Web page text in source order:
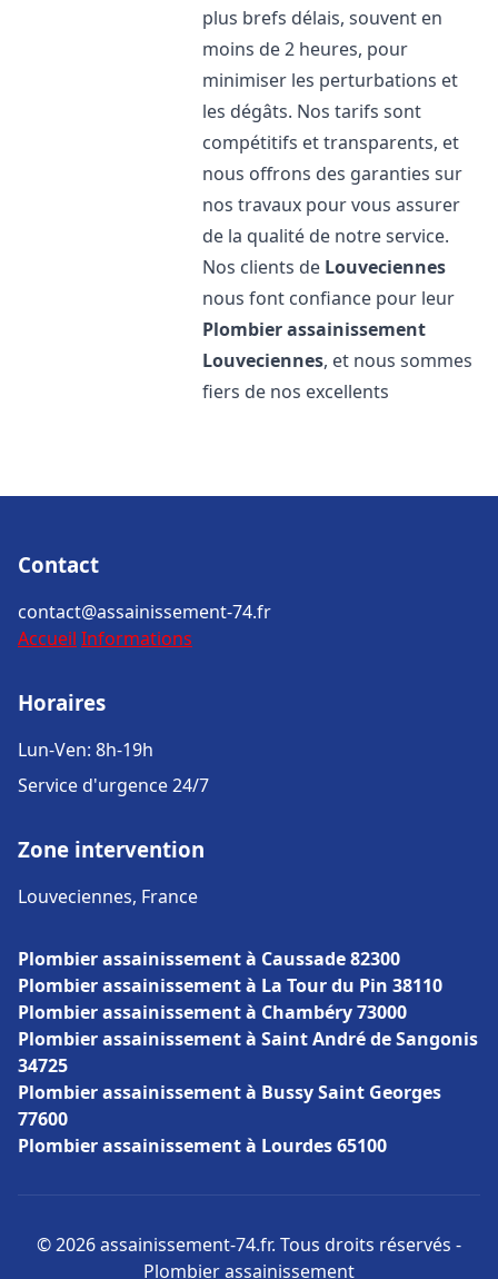
plus brefs délais, souvent en
moins de 2 heures, pour
minimiser les perturbations et
les dégâts. Nos tarifs sont
compétitifs et transparents, et
nous offrons des garanties sur
nos travaux pour vous assurer
de la qualité de notre service.
Nos clients de Louveciennes
nous font confiance pour leur
Plombier assainissement
Louveciennes, et nous sommes
fiers de nos excellents
Contact
contact@assainissement-74.fr
Accueil Informations
Horaires
Lun-Ven: 8h-19h
Service d'urgence 24/7
Zone intervention
Louveciennes, France
Plombier assainissement à Caussade 82300
Plombier assainissement à La Tour du Pin 38110
Plombier assainissement à Chambéry 73000
Plombier assainissement à Saint André de Sangonis
34725
Plombier assainissement à Bussy Saint Georges
77600
Plombier assainissement à Lourdes 65100
© 2026 assainissement-74.fr. Tous droits réservés -
Plombier assainissement